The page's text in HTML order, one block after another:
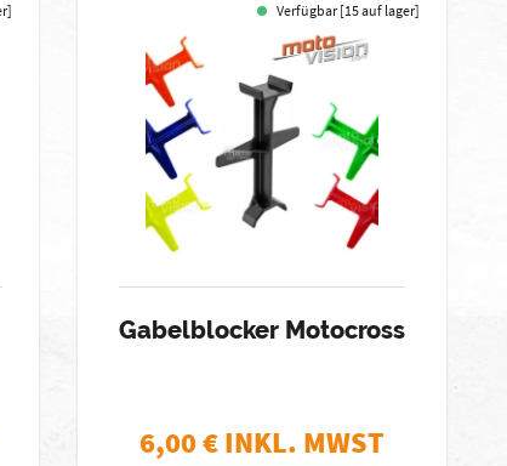
Verfügbar [15 auf lager]
Gabelblocker Motocross
6,00€ INKL. MWST